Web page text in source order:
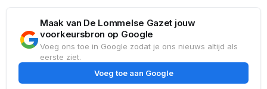
Maak van De Lommelse Gazet jouw
voorkeursbron op Google
Voeg ons toe in Google zodat je ons nieuws altijd als
eerste ziet.
Voeg toe aan Google